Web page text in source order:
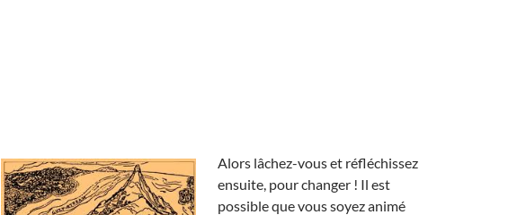
Alors lâchez-vous et réfléchissez
ensuite, pour changer ! Il est
possible que vous soyez animé